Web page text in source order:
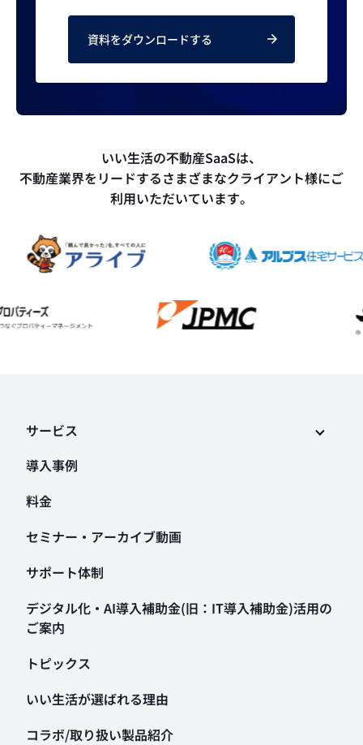
資料をダウンロードする
いい生活の不動産SaaSは、
不動産業界をリードするさまざまなクライアント様にご
利用いただいています。
導入事例
料金
セミナー・アーカイブ動画
サポート体制
デジタル化・AI導入補助金(旧：IT導入補助金)活用の
ご案内
トピックス
いい生活が選ばれる理由
コラボ/取り扱い製品紹介
サービス